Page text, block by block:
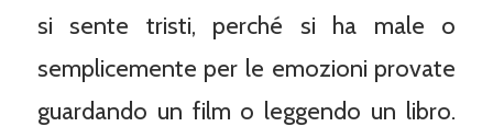
si sente tristi, perché si ha male o
semplicemente per le emozioni provate
guardando un film o leggendo un libro.